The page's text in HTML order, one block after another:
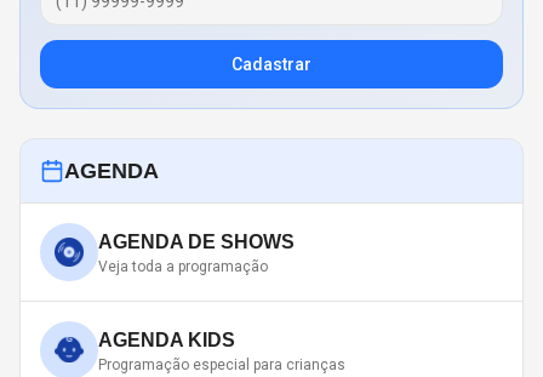
Cadastrar
AGENDA
AGENDA DE SHOWS
Veja toda a programação
AGENDA KIDS
Programação especial para crianças